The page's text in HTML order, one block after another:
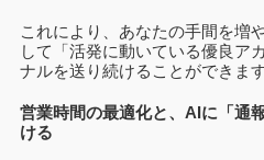
これにより、あなたの手間を増
して「活発に動いている優良ア
ナルを送り続けることができます
営業時間の最適化と、AIに「通
ける